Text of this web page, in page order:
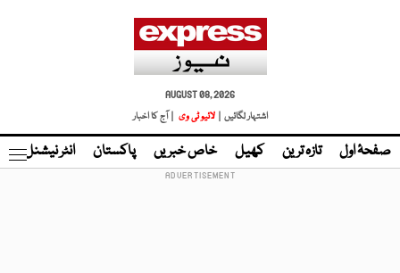
AUGUST 08, 2026
اشتہار لگائیں |
لائیو ٹی وی | آج کا اخبار
صفحۂ اول تازہ ترین کھیل خاص خبریں پاکستان انٹر نیشنل